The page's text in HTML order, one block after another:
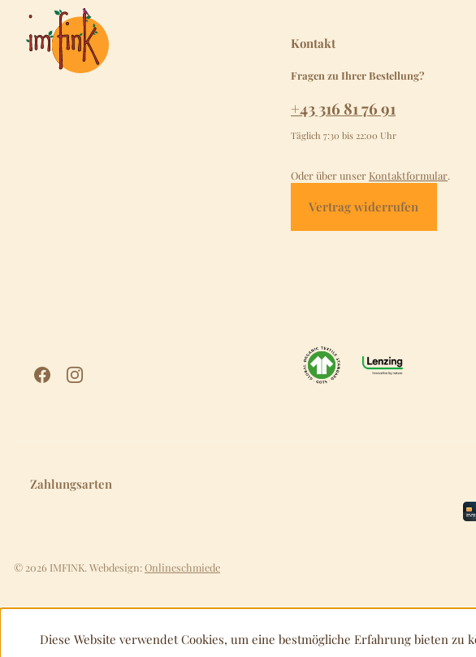
Kontakt
Fragen zu Ihrer Bestellung?
+43 316 81 76 91
Täglich 7:30 bis 22:00 Uhr
Oder über unser Kontaktformular.
Vertrag widerrufen
Zahlungsarten
© 2026 IMFINK. Webdesign:Onlineschmiede
Diese Website verwendet Cookies, um eine bestmögliche Erfahrung bieten zu